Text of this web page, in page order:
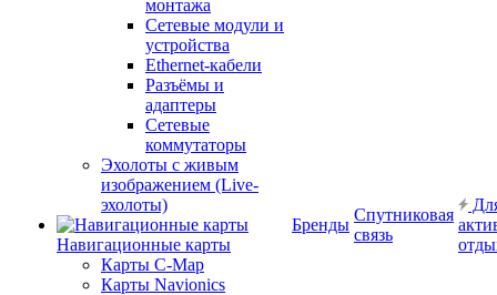
монтажа
Сетевые модули и
устройства
Ethernet-кабели
Разъёмы и
адаптеры
Сетевые
коммутаторы
Эхолоты с живым
изображением (Live-
эхолоты)
Навигационные карты
Карты C-Map
Карты Navionics
Бренды
Спутниковая
связь